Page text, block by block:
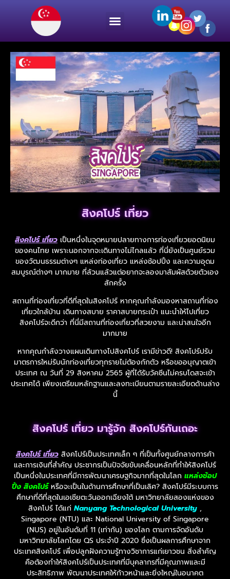
สิงคโปร์ เที่ยว
สิงคโปร์ เที่ยว เป็นหนึ่งในจุดหมายปลายทางการท่องเที่ยวยอดนิยม
ของคนไทย เพราะนอกจากจะเดินทางไม่ไกลแล้ว ที่นี่ยังเป็นศูนย์รวม
ของวัฒนธรรมต่างๆ แหล่งท่องเที่ยว แหล่งช้อปปิ้ง และความอุดม
สมบูรณ์ต่างๆ มากมาย ที่ล้วนแล้วแต่อยากจะลองมาสัมผัสด้วยตัวเอง
สักครั้ง
สถานที่ท่องเที่ยวที่ดีที่สุดในสิงคโปร์ หากคุณกำลังมองหาสถานที่ท่อง
เที่ยวใกล้บ้าน เดินทางสบาย ราคาสบายกระเป๋า แนะนำให้ไปเที่ยว
สิงคโปร์จะดีกว่า ที่นี่มีสถานที่ท่องเที่ยวที่สวยงาม และน่าสนใจอีก
มากมาย
หากคุณกำลังวางแผนเดินทางไปสิงคโปร์ เรามีข่าวดี! สิงคโปร์ปรับ
มาตรการใหม่รับนักท่องเที่ยวทุกรายไม่ต้องกักตัว หรือขออนุญาตเข้า
ประเทศ ณ วันที่ 29 สิงหาคม 2565 ผู้ที่ได้รับวัคซีนไม่ครบโดสจะเข้า
ประเทศได้ เพียงเตรียมหลักฐานและลงทะเบียนตามรายละเอียดด้านล่าง
นี้
สิงคโปร์ เที่ยว มารู้จัก สิงคโปร์กันเถอะ
สิงคโปร์ เที่ยวสิงคโปร์เป็นประเทศเล็ก ๆ ที่เป็นทั้งศูนย์กลางการค้า
และการเงินที่สำคัญ ประชากรเป็นปัจจัยขับเคลื่อนหลักที่ทำให้สิงคโปร์
เป็นหนึ่งในประเทศที่มีการพัฒนาเศรษฐกิจมากที่สุดในโลก แหล่งช้อป
ปิ้ง สิงคโปร์หรือจะเป็นในด้านการศึกษาที่เป็นเลิศ? สิงคโปร์มีระบบการ
ศึกษาที่ดีที่สุดในเอเชียตะวันออกเฉียงใต้ มหาวิทยาลัยสองแห่งของ
สิงคโปร์ ได้แก่ Nanyang Technological University ,
Singapore (NTU) และ National University of Singapore
(NUS) อยู่ในอันดับที่ 11 (เท่ากัน) ของโลก ตามการจัดอันดับ
มหาวิทยาลัยโลกโดย QS ประจำปี 2020 ซึ่งเป็นผลการศึกษาจาก
ประเทศสิงคโปร์ เพื่อปลูกฝังความรู้ทางวิชาการแก่เยาวชน สิ่งสำคัญ
คือต้องทำให้สิงคโปร์เป็นประเทศที่มีบุคลากรที่มีคุณภาพและมี
ประสิทธิภาพ พัฒนาประเทศให้ก้าวหน้าและยิ่งใหญ่ในอนาคต